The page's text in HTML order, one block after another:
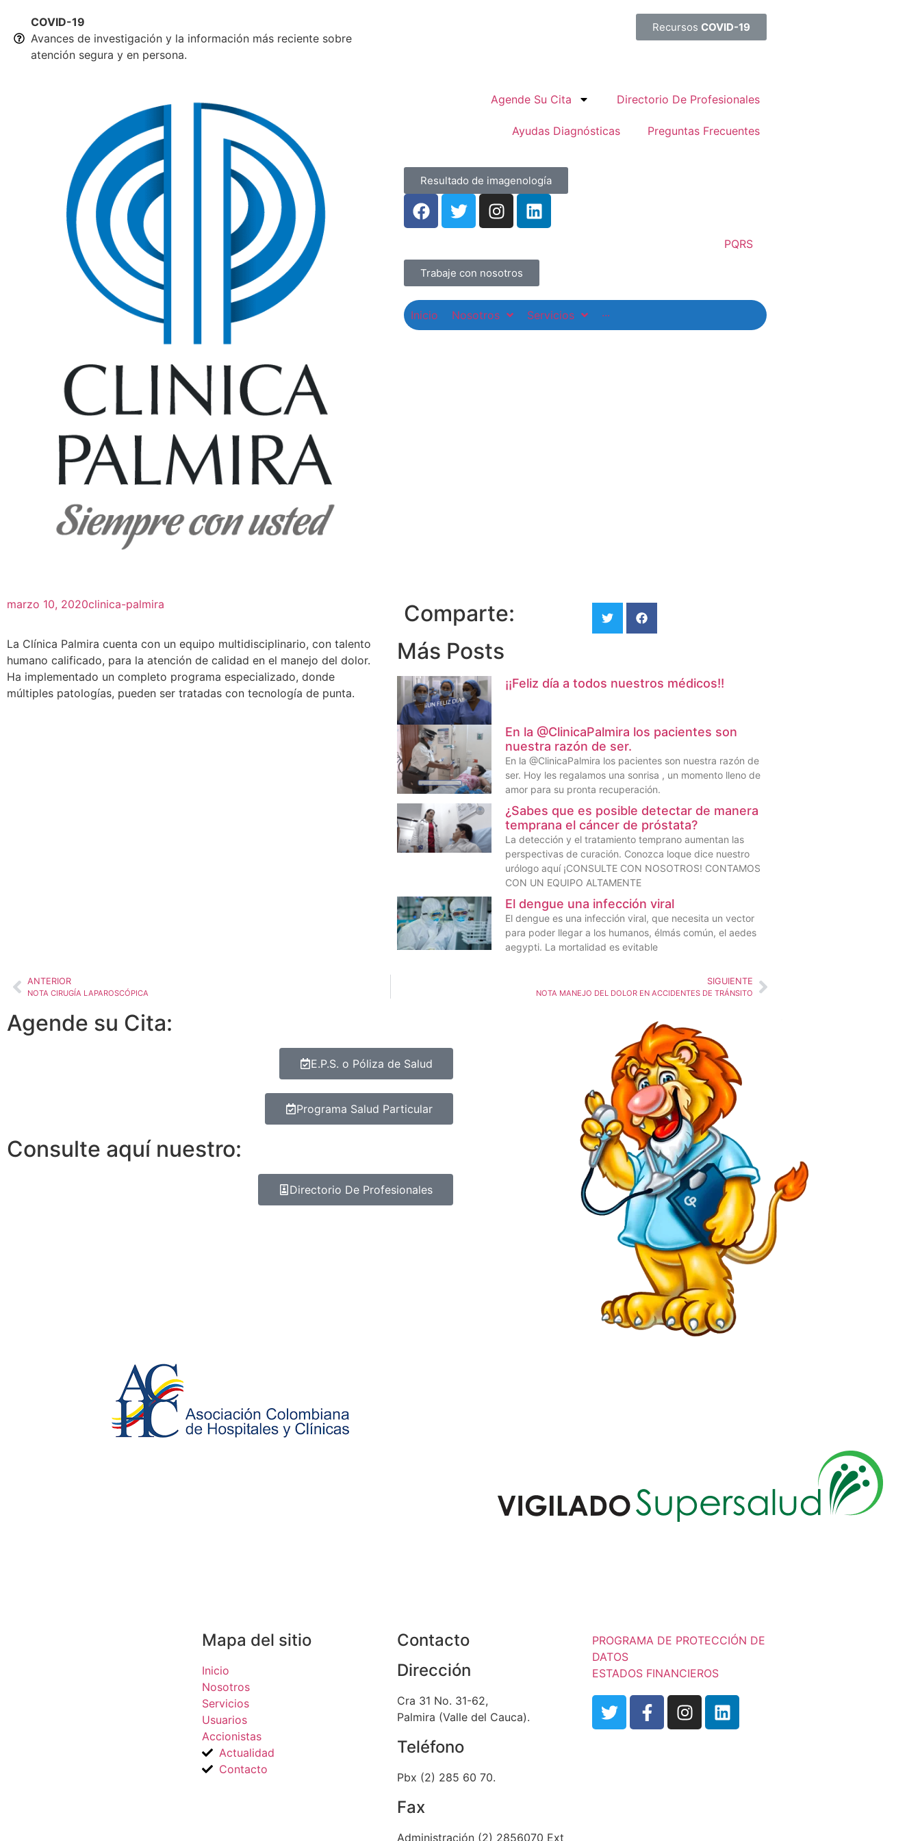
COVID-19
Avances de investigación y la información más reciente sobre
atención segura y en persona.
Recursos COVID-19
Agende Su Cita Directorio De Profesionales
Ayudas Diagnósticas Preguntas Frecuentes
Resultado de imagenología
PQRS
Trabaje con nosotros
Inicio Nosotros Servicios ···
marzo 10, 2020clinica-palmira
La Clínica Palmira cuenta con un equipo multidisciplinario, con talento
humano calificado, para la atención de calidad en el manejo del dolor.
Ha implementado un completo programa especializado, donde
múltiples patologías, pueden ser tratadas con tecnología de punta.
Comparte:
Más Posts
¡¡Feliz día a todos nuestros médicos!!
En la @ClinicaPalmira los pacientes son
nuestra razón de ser.
En la @ClinicaPalmira los pacientes son nuestra razón de
ser. Hoy les regalamos una sonrisa , un momento lleno de
amor para su pronta recuperación.
¿Sabes que es posible detectar de manera
temprana el cáncer de próstata?
La detección y el tratamiento temprano aumentan las
perspectivas de curación. Conozca loque dice nuestro
urólogo aquí ¡CONSULTE CON NOSOTROS! CONTAMOS
CON UN EQUIPO ALTAMENTE
El dengue una infección viral
El dengue es una infección viral, que necesita un vector
para poder llegar a los humanos, élmás común, el aedes
aegypti. La mortalidad es evitable
ANTERIOR
NOTA CIRUGÍA LAPAROSCÓPICA
SIGUIENTE
NOTA MANEJO DEL DOLOR EN ACCIDENTES DE TRÁNSITO
Agende su Cita:
E.P.S. o Póliza de Salud
Programa Salud Particular
Consulte aquí nuestro:
Directorio De Profesionales
Mapa del sitio
Inicio
Nosotros
Servicios
Usuarios
Accionistas
Actualidad
Contacto
Contacto
Dirección
Cra 31 No. 31-62,
Palmira (Valle del Cauca).
Teléfono
Pbx (2) 285 60 70.
Fax
Administración (2) 2856070 Ext
PROGRAMA DE PROTECCIÓN DE
DATOS
ESTADOS FINANCIEROS